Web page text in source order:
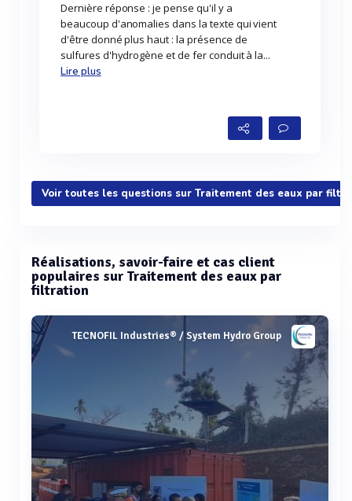
Dernière réponse : je pense qu'il y a
beaucoup d'anomalies dans la texte qui vient
d'être donné plus haut : la présence de
sulfures d'hydrogène et de fer conduit à la...
Lire plus
Voir toutes les questions sur Traitement des eaux par
Réalisations, savoir-faire et cas client
populaires sur Traitement des eaux par
filtration
TECNOFIL Industries® / System Hydro Group